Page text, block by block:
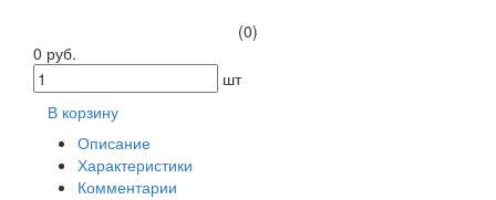
(0)
0 руб.
шт
В корзину
Описание
Характеристики
Комментарии